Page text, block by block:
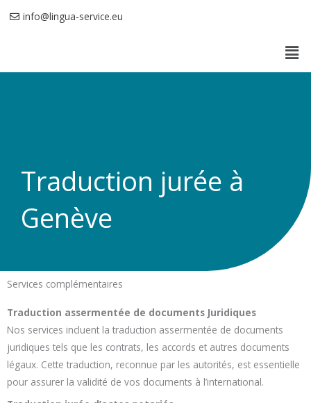
info@lingua-service.eu
Traduction jurée à
Genève
Services complémentaires
Traduction assermentée de documents Juridiques
Nos services incluent la traduction assermentée de documents
juridiques tels que les contrats, les accords et autres documents
légaux. Cette traduction, reconnue par les autorités, est essentielle
pour assurer la validité de vos documents à l’international.